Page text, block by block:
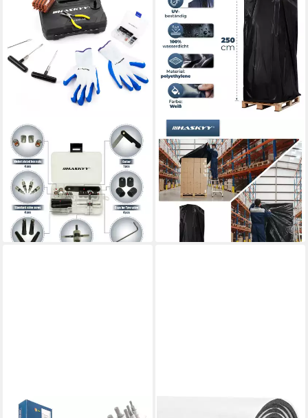
HASKYY
Reifen-Reparaturset 60tlg.
Auto-Reifen-Reparatur-Set
Pannenset Flickzeug PKW
LKW Motorrad
25,99 €
lieferbar - in 2-3 Werktagen bei dir
HASKYY
Schutzhaube Abdeckhaube
Palettenhaube PE bag UV-
beständig 130x90x250cm
8,99 €
lieferbar - in 2-3 Werktagen bei dir